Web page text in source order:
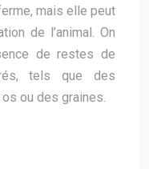
mais elle peut
de l’animal. On
de restes de
tels que des
ou des graines.